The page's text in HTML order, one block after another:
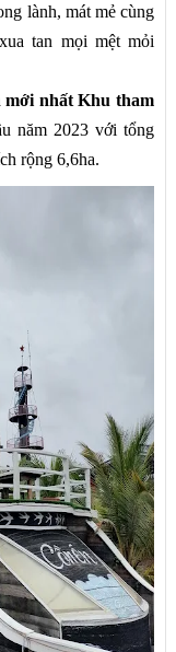
lành, mát mẻ cùng
tan mọi mệt mỏi
mới nhất Khu tham
năm 2023 với tổng
rộng 6,6ha.